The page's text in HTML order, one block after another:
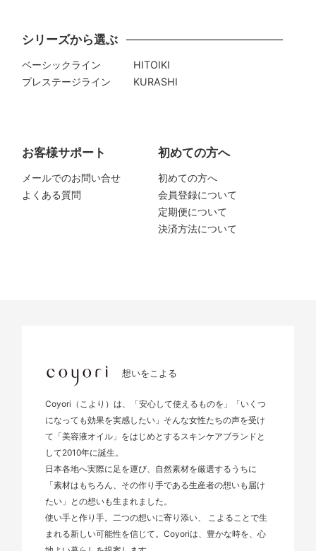
シリーズから選ぶ
ベーシックライン
プレステージライン
HITOIKI
KURASHI
お客様サポート
メールでのお問い合せ
よくある質問
初めての方へ
初めての方へ
会員登録について
定期便について
決済方法について
想いをこよる
Coyori（こより）は、「安心して使えるものを」「いくつ
になっても効果を実感したい」そんな女性たちの声を受け
て「美容液オイル」をはじめとするスキンケアブランドと
して2010年に誕生。
日本各地へ実際に足を運び、自然素材を厳選するうちに
「素材はもちろん、その作り手である生産者の想いも届け
たい」との想いも生まれました。
使い手と作り手。二つの想いに寄り添い、 こよることで生
まれる新しい可能性を信じて。Coyoriは、豊かな時を、心